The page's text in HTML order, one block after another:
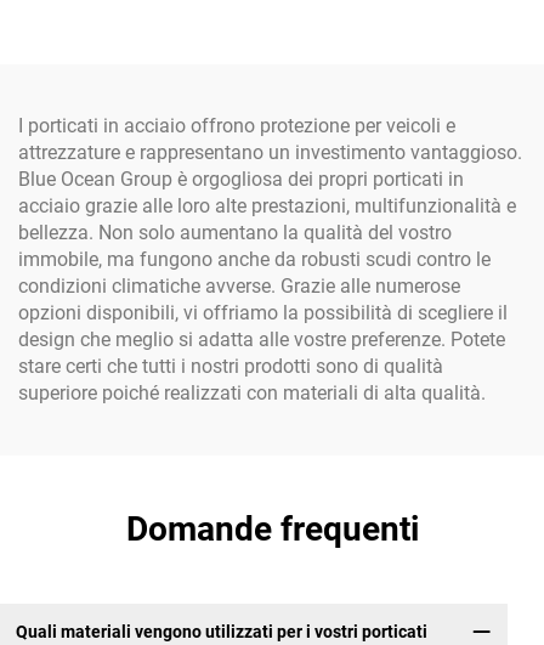
tessuto PP
I porticati in acciaio offrono protezione per veicoli e
attrezzature e rappresentano un investimento vantaggioso.
Blue Ocean Group è orgogliosa dei propri porticati in
acciaio grazie alle loro alte prestazioni, multifunzionalità e
bellezza. Non solo aumentano la qualità del vostro
immobile, ma fungono anche da robusti scudi contro le
condizioni climatiche avverse. Grazie alle numerose
opzioni disponibili, vi offriamo la possibilità di scegliere il
design che meglio si adatta alle vostre preferenze. Potete
stare certi che tutti i nostri prodotti sono di qualità
superiore poiché realizzati con materiali di alta qualità.
Domande frequenti
Quali materiali vengono utilizzati per i vostri porticati